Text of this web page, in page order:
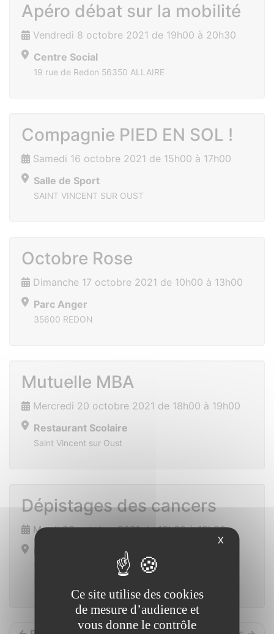
Apéro débat sur la mobilité
Vendredi 8 octobre 2021 de 19h00 à 20h30
Centre Social
19 rue de Redon 56350 ALLAIRE
Compagnie PIED EN SOL !
Samedi 16 octobre 2021 de 15h00 à 17h00
Salle de Sport
SAINT VINCENT SUR OUST
Octobre Rose
Dimanche 17 octobre 2021 de 10h00 à 13h00
Parc Anger
35600 REDON
Mutuelle MBA
Mercredi 20 octobre 2021 de 18h00 à 19h00
Restaurant Scolaire
Saint Vincent sur Oust
Dépistages des cancers
Mardi 26 octobre 2021 de 10h00 à 18h00
Maison des associations
10 avenue Gaston Sebilleau
X
Ce site utilise des cookies
de mesure d’audience et
vous donne le contrôle